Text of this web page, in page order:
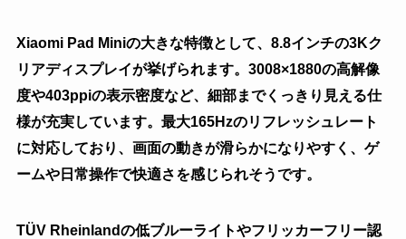
Xiaomi Pad Miniの大きな特徴として、8.8インチの3Kク
リアディスプレイが挙げられます。3008×1880の高解像
度や403ppiの表示密度など、細部までくっきり見える仕
様が充実しています。最大165Hzのリフレッシュレート
に対応しており、画面の動きが滑らかになりやすく、ゲ
ームや日常操作で快適さを感じられそうです。
TÜV Rheinlandの低ブルーライトやフリッカーフリー認